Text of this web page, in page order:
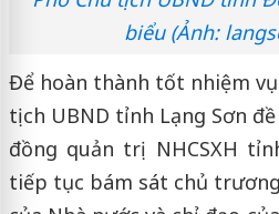
biểu (Ảnh:
Để hoàn thành tốt nhiệm
tịch UBND tỉnh Lạng Sơn
đồng quản trị NHCSXH
tiếp tục bám sát chủ